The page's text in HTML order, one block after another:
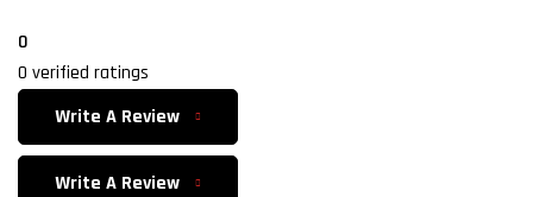
0
0 verified ratings
Write A Review
Write A Review